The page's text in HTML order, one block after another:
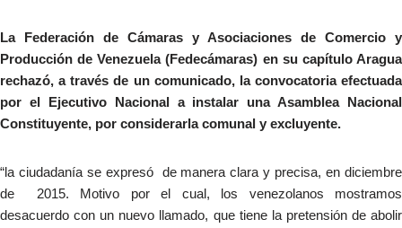
La Federación de Cámaras y Asociaciones de Comercio y
Producción de Venezuela (Fedecámaras) en su capítulo Aragua
rechazó, a través de un comunicado, la convocatoria efectuada
por el Ejecutivo Nacional a instalar una Asamblea Nacional
Constituyente, por considerarla comunal y excluyente.
“la ciudadanía se expresó de manera clara y precisa, en diciembre
de 2015. Motivo por el cual, los venezolanos mostramos
desacuerdo con un nuevo llamado, que tiene la pretensión de abolir